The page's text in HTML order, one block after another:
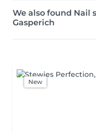
We also found Nail
Gasperich
New